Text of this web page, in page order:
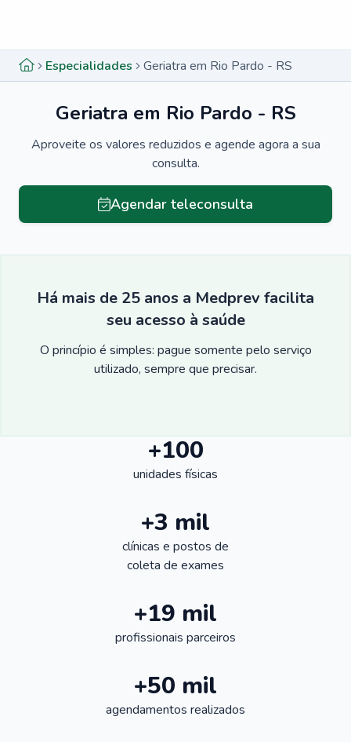
Especialidades Geriatra em Rio Pardo - RS
Geriatra em Rio Pardo - RS
Aproveite os valores reduzidos e agende agora a sua
consulta.
Agendar teleconsulta
Há mais de 25 anos a Medprev facilita
seu acesso à saúde
O princípio é simples: pague somente pelo serviço
utilizado, sempre que precisar.
+100
unidades físicas
+3 mil
clínicas e postos de
coleta de exames
+19 mil
profissionais parceiros
+50 mil
agendamentos realizados